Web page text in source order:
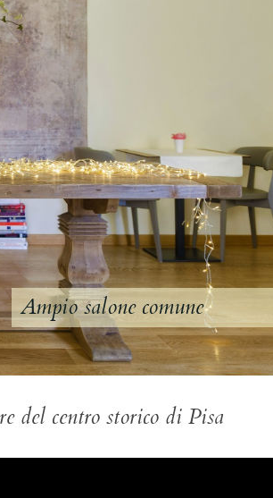
Ampio salone comune
del centro storico di Pisa